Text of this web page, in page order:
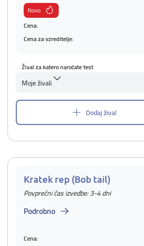
Novo
Cena:
Cena za vzreditelje:
Žival za katero naročate test
Moje živali
Dodaj žival
Kratek rep (Bob tail)
Povprečni čas izvedbe: 3-4 dni
Podrobno
Cena: